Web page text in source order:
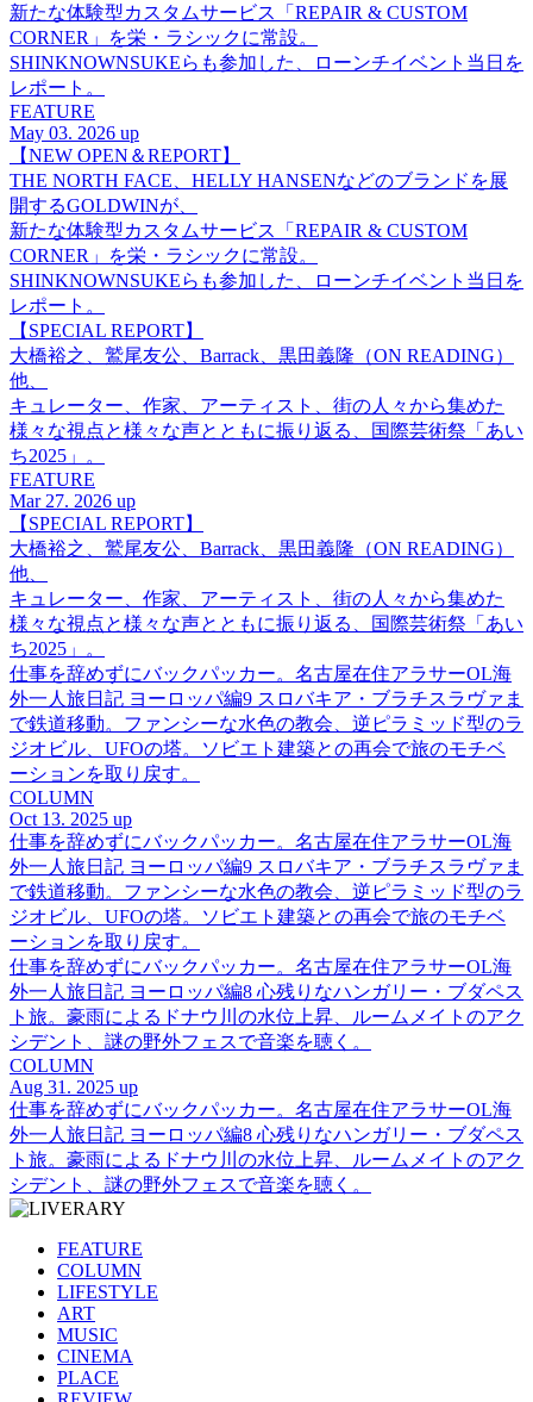
新たな体験型カスタムサービス「REPAIR & CUSTOM
CORNER」を栄・ラシックに常設。
SHINKNOWNSUKEらも参加した、ローンチイベント当日を
レポート。
FEATURE
May 03. 2026 up
【NEW OPEN＆REPORT】
THE NORTH FACE、HELLY HANSENなどのブランドを展
開するGOLDWINが、
新たな体験型カスタムサービス「REPAIR & CUSTOM
CORNER」を栄・ラシックに常設。
SHINKNOWNSUKEらも参加した、ローンチイベント当日を
レポート。
【SPECIAL REPORT】
大橋裕之、鷲尾友公、Barrack、黒田義隆（ON READING）
他、
キュレーター、作家、アーティスト、街の人々から集めた
様々な視点と様々な声とともに振り返る、国際芸術祭「あい
ち2025」。
FEATURE
Mar 27. 2026 up
【SPECIAL REPORT】
大橋裕之、鷲尾友公、Barrack、黒田義隆（ON READING）
他、
キュレーター、作家、アーティスト、街の人々から集めた
様々な視点と様々な声とともに振り返る、国際芸術祭「あい
ち2025」。
仕事を辞めずにバックパッカー。名古屋在住アラサーOL海
外一人旅日記 ヨーロッパ編9 スロバキア・ブラチスラヴァま
で鉄道移動。ファンシーな水色の教会、逆ピラミッド型のラ
ジオビル、UFOの塔。ソビエト建築との再会で旅のモチベ
ーションを取り戻す。
COLUMN
Oct 13. 2025 up
仕事を辞めずにバックパッカー。名古屋在住アラサーOL海
外一人旅日記 ヨーロッパ編9 スロバキア・ブラチスラヴァま
で鉄道移動。ファンシーな水色の教会、逆ピラミッド型のラ
ジオビル、UFOの塔。ソビエト建築との再会で旅のモチベ
ーションを取り戻す。
仕事を辞めずにバックパッカー。名古屋在住アラサーOL海
外一人旅日記 ヨーロッパ編8 心残りなハンガリー・ブダペス
ト旅。豪雨によるドナウ川の水位上昇、ルームメイトのアク
シデント、謎の野外フェスで音楽を聴く。
COLUMN
Aug 31. 2025 up
仕事を辞めずにバックパッカー。名古屋在住アラサーOL海
外一人旅日記 ヨーロッパ編8 心残りなハンガリー・ブダペス
ト旅。豪雨によるドナウ川の水位上昇、ルームメイトのアク
シデント、謎の野外フェスで音楽を聴く。
FEATURE
COLUMN
LIFESTYLE
ART
MUSIC
CINEMA
PLACE